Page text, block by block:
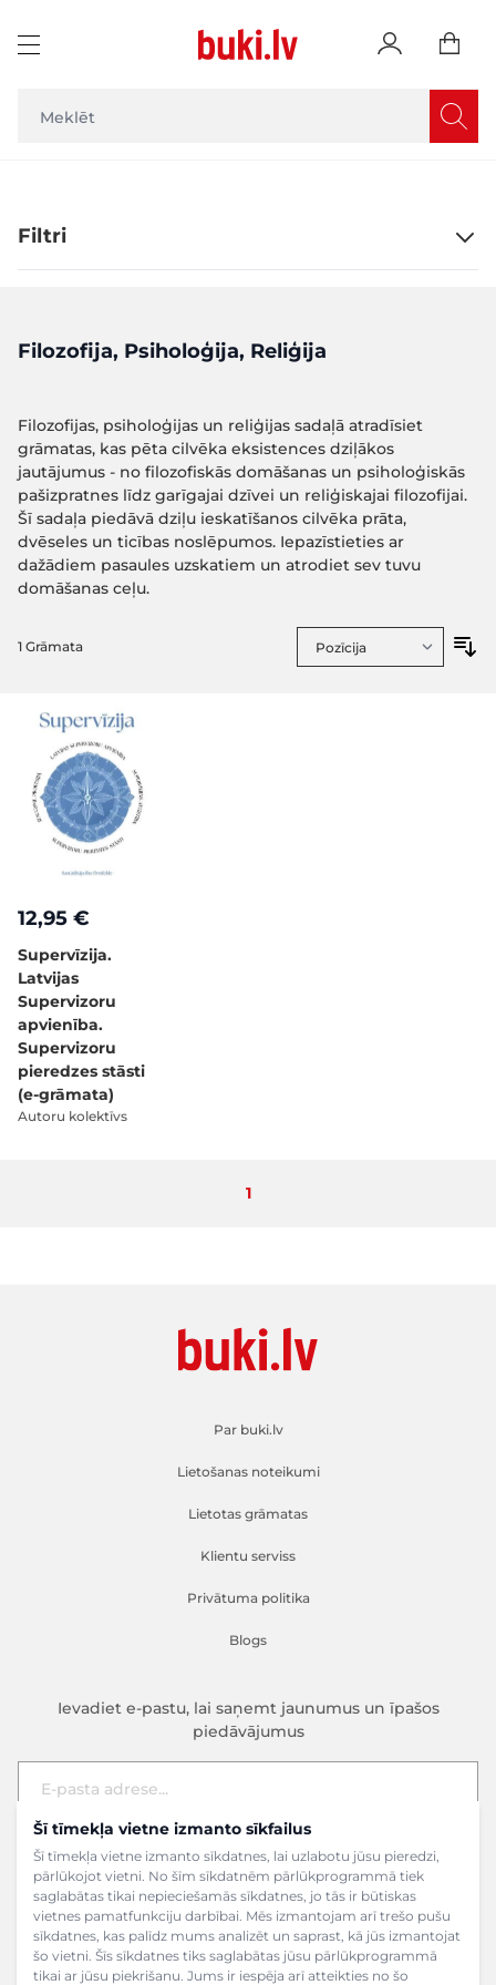
Šī tīmekļa vietne izmanto sīkfailus
Šī tīmekļa vietne izmanto sīkdatnes, lai uzlabotu jūsu pieredzi,
pārlūkojot vietni. No šīm sīkdatnēm pārlūkprogrammā tiek
saglabātas tikai nepieciešamās sīkdatnes, jo tās ir būtiskas
vietnes pamatfunkciju darbībai. Mēs izmantojam arī trešo pušu
sīkdatnes, kas palīdz mums analizēt un saprast, kā jūs izmantojat
šo vietni. Šīs sīkdatnes tiks saglabātas jūsu pārlūkprogrammā
tikai ar jūsu piekrišanu. Jums ir iespēja arī atteikties no šo
Filtri
Filozofija, Psiholoģija, Reliģija
Filozofijas, psiholoģijas un reliģijas sadaļā atradīsiet
grāmatas, kas pēta cilvēka eksistences dziļākos
jautājumus - no filozofiskās domāšanas un psiholoģiskās
pašizpratnes līdz garīgajai dzīvei un reliģiskajai filozofijai.
Šī sadaļa piedāvā dziļu ieskatīšanos cilvēka prāta,
dvēseles un ticības noslēpumos. Iepazīstieties ar
dažādiem pasaules uzskatiem un atrodiet sev tuvu
domāšanas ceļu.
1 Grāmata
12,95 €
Supervīzija.
Latvijas
Supervizoru
apvienība.
Supervizoru
pieredzes stāsti
(e-grāmata)
Autoru kolektīvs
Pašlaik lasāt lapu
1
Par buki.lv
Lietošanas noteikumi
Lietotas grāmatas
Klientu serviss
Privātuma politika
Blogs
Ievadiet e-pastu, lai saņemt jaunumus un īpašos
piedāvājumus
E-pasta adrese
Pieteikties